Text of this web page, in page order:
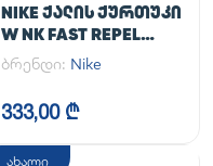
NIKE ᲥᲐᲚᲘᲡ ᲥᲣᲠᲗᲣᲙᲘ
W NK FAST REPEL
JACKET
ბრენდი: Nike
333,00 ₾
ახალი